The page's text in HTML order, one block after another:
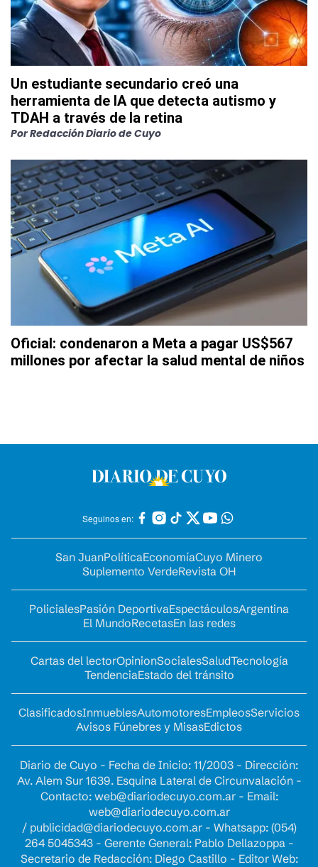
Un estudiante secundario creó una
herramienta de IA que detecta autismo y
TDAH a través de la retina
PorRedacción Diario de Cuyo
Oficial: condenaron a Meta a pagar US$567
millones por afectar la salud mental de niños
Seguinos en:
San JuanPolíticaEconomíaCuyo Minero
Suplemento VerdeRevista OH
PolicialesPasión DeportivaEspectáculosArgentina
El MundoRecetasEn las redes
Cartas del lectorOpinionSocialesSaludTecnología
TendenciaEstado del tránsito
ClasificadosInmueblesAutomotoresEmpleosServicios
Avisos Fúnebres y MisasEdictos
Diario de Cuyo - Fecha de Inicio: 11/2003 - Dirección:
Av. Alem Sur 1639. Esquina Lateral de Circunvalación -
Contacto: web@diariodecuyo.com.ar- Email:
web@diariodecuyo.com.ar
/ publicidad@diariodecuyo.com.ar- Whatsapp: (054)
264 5045343 - Gerente General: Pablo Dellazoppa -
Secretario de Redacción: Diego Castillo - Editor Web: